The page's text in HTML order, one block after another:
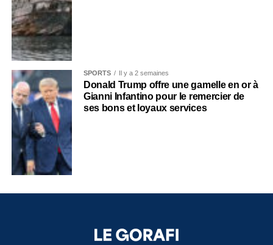
SPORTS Il y a 2 semaines
Donald Trump offre une gamelle en or à
Gianni Infantino pour le remercier de
ses bons et loyaux services